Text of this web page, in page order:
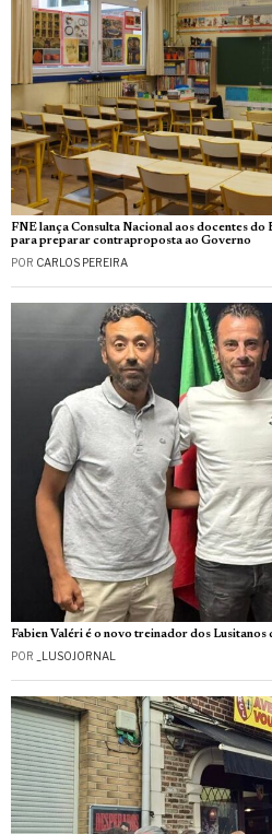
FNE lança Consulta Nacional aos docentes
para preparar contraproposta ao Governo
POR CARLOS PEREIRA
Fabien Valéri é o novo treinador dos Lusitanos
POR _LUSOJORNAL